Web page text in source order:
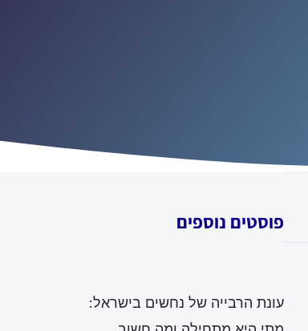
פוסטים נוספים
עונת הרבייה של נחשים בישראל: